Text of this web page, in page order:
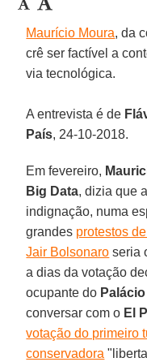
Maurício Moura, da
crê ser factível a
via tecnológica.
A entrevista é de
País, 24-10-2018.
Em fevereiro,
Big Data, dizia que
indignação, numa
grandes protestos
Jair Bolsonaro seria
a dias da votação
ocupante do
conversar com o El
votação do primeiro
conservadora